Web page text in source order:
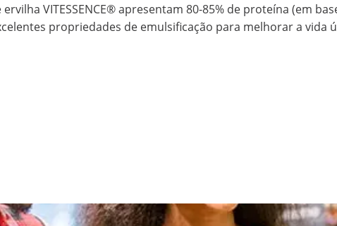
VITESSENCE® apresentam 80-85% de proteína (em
propriedades de emulsificação para melhorar a vida